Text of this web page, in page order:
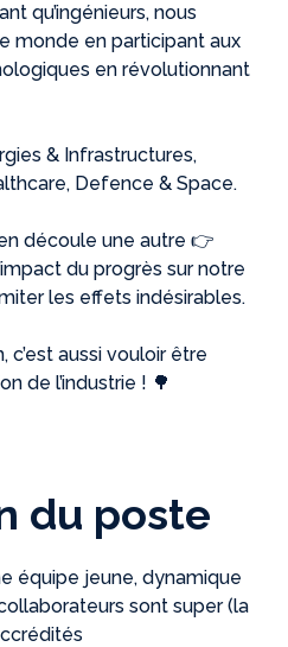
qu’ingénieurs, nous
monde en participant aux
en révolutionnant
& Infrastructures,
Defence & Space.
découle une autre 👉
du progrès sur notre
les effets indésirables.
c’est aussi vouloir être
de l’industrie ! 🌳
du poste
équipe jeune, dynamique
sont super (la